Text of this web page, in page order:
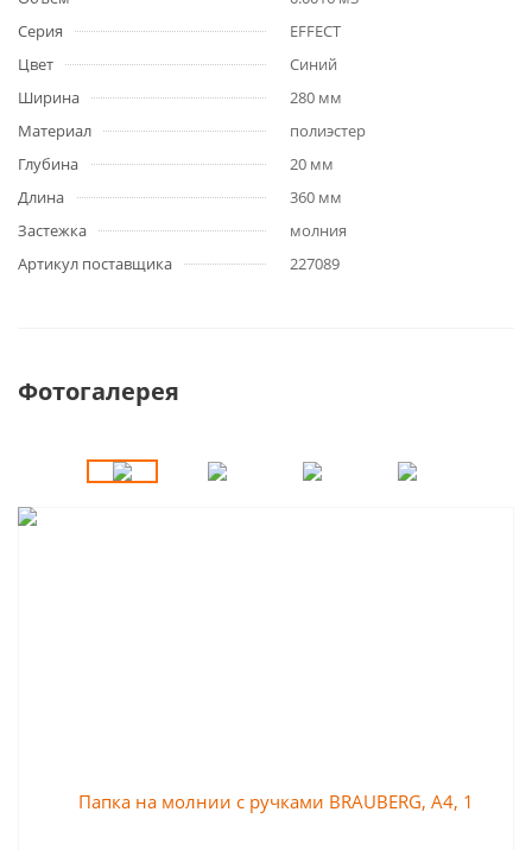
Серия
EFFECT
Цвет
Синий
Ширина
280 мм
Материал
полиэстер
Глубина
20 мм
Длина
360 мм
Застежка
молния
Артикул поставщика
227089
Фотогалерея